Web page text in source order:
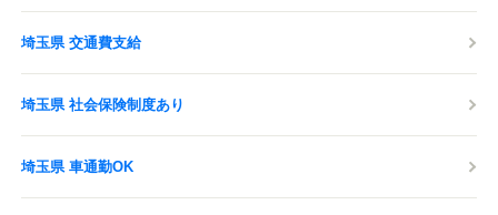
埼玉県 交通費支給
埼玉県 社会保険制度あり
埼玉県 車通勤OK